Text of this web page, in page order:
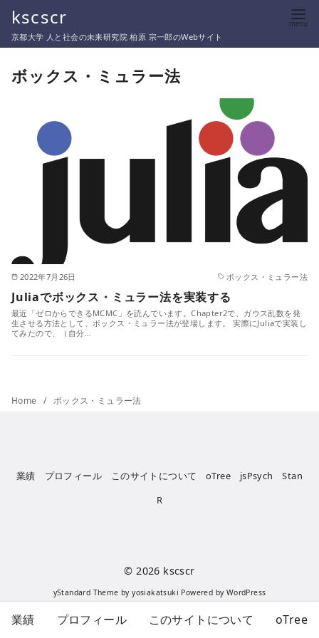
テ
kscscr
京都大学 人と社会の未来研究院 柏原 宗一郎のWebサイト
ボックス・ミュラー法
2022年7月26日 ボックス・ミュラー法
Juliaでボックス・ミュラー法を実装する
最近「ゼロからできるMCMC」を読んでいます。Chapter2で、ガウス乱数を発
生させる方法として、ボックス・ミュラー法が登場します。 実際にJuliaで実装し
てみたので、（自分…
Home ボックス・ミュラー法
業績 プロフィール このサイトについて oTree jsPsych
Stan
R
© 2026 kscscr
yStandard Theme byyosiakatsuki Powered by WordPress
業績 プロフィール このサイトについて oTree